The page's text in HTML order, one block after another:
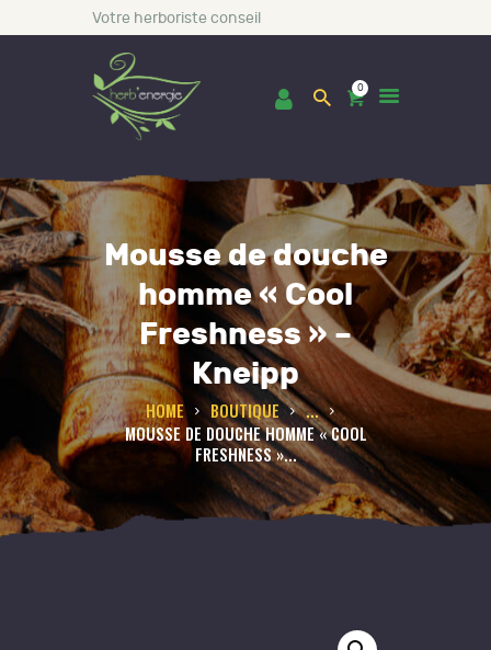
Votre herboriste conseil
0
ACCUEIL
BOUTIQUE
LES INCONTOURNABLES
CONSULTATIONS
BLOG
A PROPOS DE NOUS
CONTACT
Mousse de douche
homme « Cool
Freshness » –
Kneipp
HOME BOUTIQUE
...
MOUSSE DE DOUCHE HOMME « COOL
FRESHNESS »...